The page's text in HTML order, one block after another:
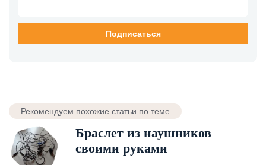
Рекомендуем похожие статьи по теме
Браслет из наушников
своими руками